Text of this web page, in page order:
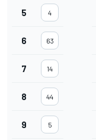
5 4
6 63
7 14
8 44
9 5